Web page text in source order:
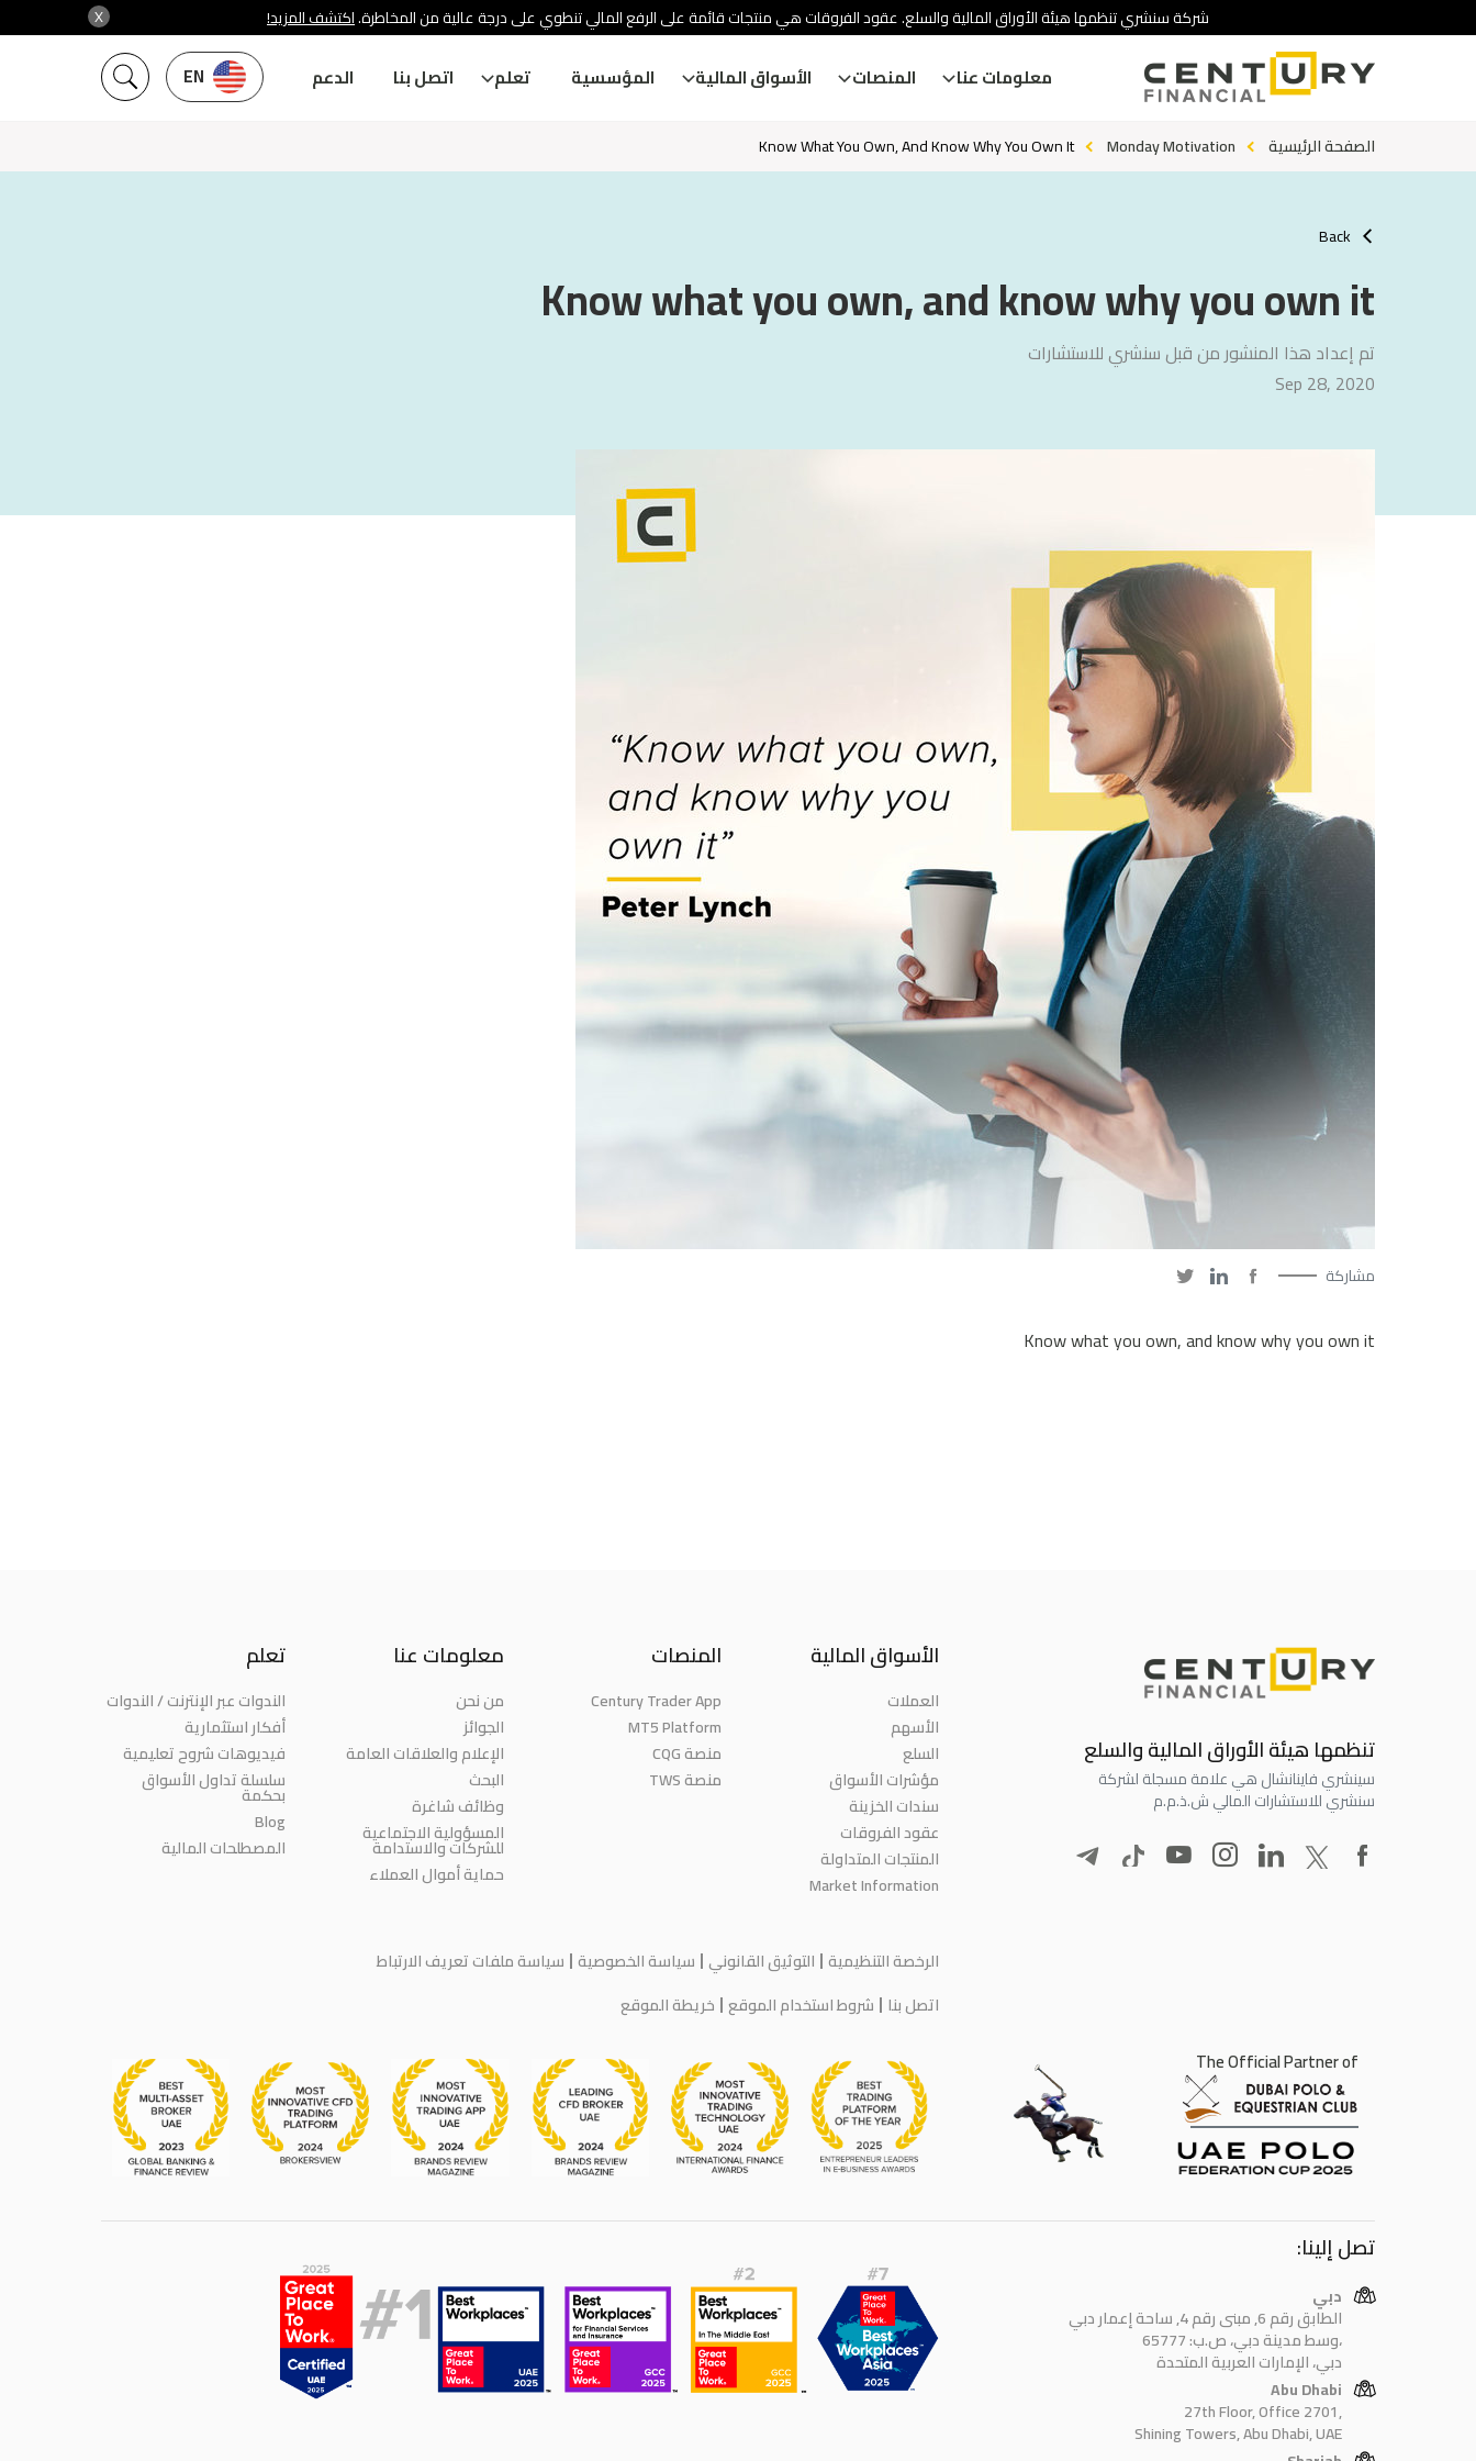
X شركة سنشري تنظمها هيئة الأوراق المالية والسلع. عقود الفروقات هي منتجات قائمة على الرفع المالي تنطوي على درجة عالية من المخاطرة.اكتشف المزيد!
EN معلومات عنا المنصات الأسواق المالية المؤسسية تعلم اتصل بنا الدعم
الصفحة الرئيسية Monday Motivation
Know What You Own, And Know Why You Own It
Back
Know what you own, and know why you own it
تم إعداد هذا المنشور من قبل سنشري للاستشارات
Sep 28, 2020
مشاركة
Know what you own, and know why you own it
تنظمها هيئة الأوراق المالية والسلع
سينشري فاينانشال هي علامة مسجلة لشركة
سنشري للاستشارات المالي ش.ذ.م.م
الأسواق المالية
العملات
الأسهم
السلع
مؤشرات الأسواق
سندات الخزينة
عقود الفروقات
المنتجات المتداولة
Market Information
المنصات
Century Trader App
MT5 Platform
منصة CQG
منصة TWS
معلومات عنا
من نحن
الجوائز
الإعلام والعلاقات العامة
البحث
وظائف شاغرة
المسؤولية الاجتماعية
للشركات والاستدامة
حماية أموال العملاء
تعلم
الندوات عبر الإنترنت / الندوات
أفكار استثمارية
فيديوهات شروح تعليمية
سلسلة تداول الأسواق
بحكمة
Blog
المصطلحات المالية
الرخصة التنظيمية التوثيق القانوني سياسة الخصوصية سياسة ملفات تعريف الارتباط
اتصل بنا شروط استخدام الموقع خريطة الموقع
The Official Partner of
تصل إلينا:
دبي
الطابق رقم 6, مبنى رقم 4, ساحة إعمار دبي
وسط مدينة دبي، ص.ب: 65777،
دبي، الإمارات العربية المتحدة
Abu Dhabi
27th Floor, Office 2701,
Shining Towers, Abu Dhabi, UAE